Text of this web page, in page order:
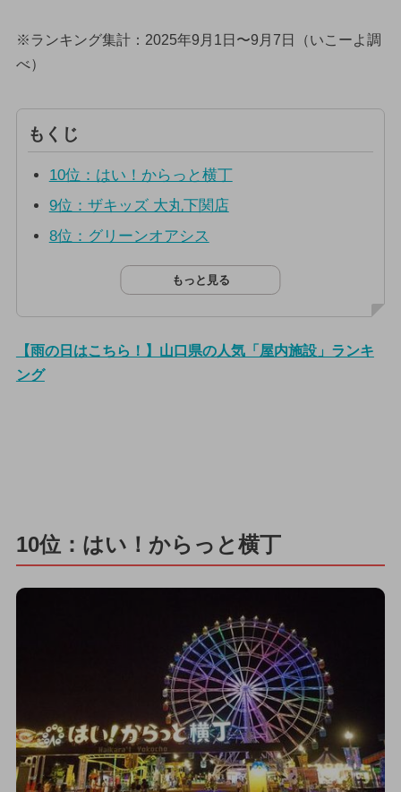
※ランキング集計：2025年9月1日〜9月7日（いこーよ調
べ）
もくじ
10位：はい！からっと横丁
9位：ザキッズ 大丸下関店
8位：グリーンオアシス
もっと見る
【雨の日はこちら！】山口県の人気「屋内施設」ランキ
ング
10位：はい！からっと横丁